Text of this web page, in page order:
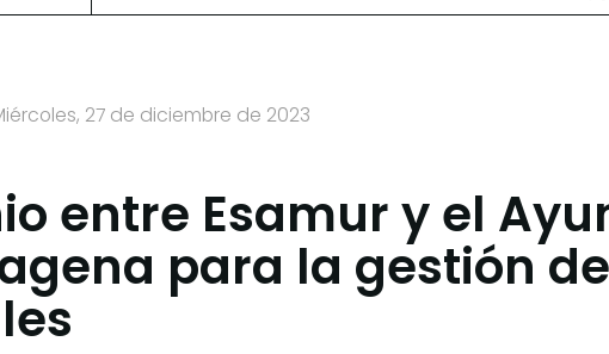
27 de diciembre de 2023
entre Esamur y el
para la gestión